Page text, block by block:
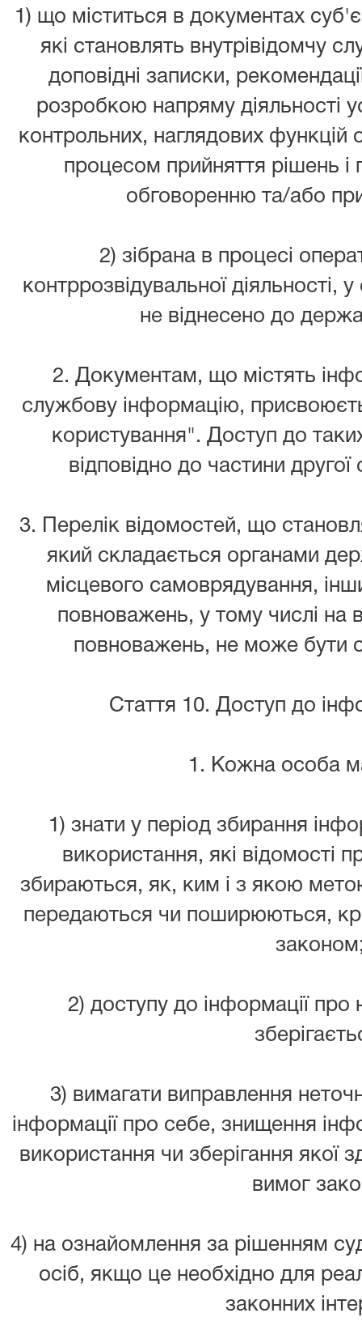
1) що міститься в документах
які становлять внутрівідомчу
доповідні записки,
розробкою напряму діяльності
контрольних, наглядових функцій
процесом прийняття рішень і
обговоренню та/або
2) зібрана в процесі
контррозвідувальної діяльності,
не віднесено до
2. Документам, що містять
службову інформацію,
користування". Доступ до
відповідно до частини другої
3. Перелік відомостей, що
який складається органами
місцевого самоврядування,
повноважень, у тому числі на
повноважень, не може бути
Стаття 10. Доступ до
1. Кожна особа
1) знати у період збирання
використання, які відомості
збираються, як, ким і з якою
передаються чи поширюються,
2) доступу до інформації про
3) вимагати виправлення
інформації про себе, знищення
використання чи зберігання якої
вимог
4) на ознайомлення за рішенням
осіб, якщо це необхідно для
законних